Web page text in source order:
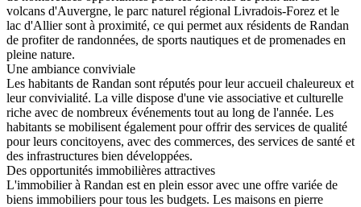
volcans d'Auvergne, le parc naturel régional Livradois-Forez et le
lac d'Allier sont à proximité, ce qui permet aux résidents de Randan
de profiter de randonnées, de sports nautiques et de promenades en
pleine nature.
Une ambiance conviviale
Les habitants de Randan sont réputés pour leur accueil chaleureux et
leur convivialité. La ville dispose d'une vie associative et culturelle
riche avec de nombreux événements tout au long de l'année. Les
habitants se mobilisent également pour offrir des services de qualité
pour leurs concitoyens, avec des commerces, des services de santé et
des infrastructures bien développées.
Des opportunités immobilières attractives
L'immobilier à Randan est en plein essor avec une offre variée de
biens immobiliers pour tous les budgets. Les maisons en pierre